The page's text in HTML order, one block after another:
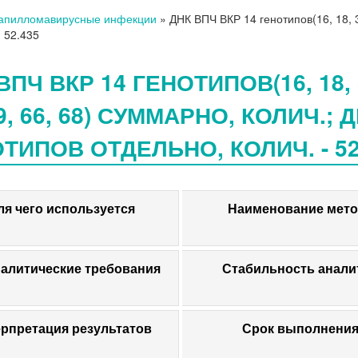
инфекции » ДНК ВПЧ ВКР 14 генотипов(16, 18,
ВКР 14 ГЕНОТИПОВ(16, 18,
66, 68) СУММАРНО, КОЛИЧ.;
ОТДЕЛЬНО, КОЛИЧ. -
чего используется Наименование
требования Стабильность
результатов Срок выполнения